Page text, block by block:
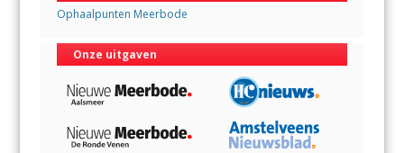
Ophaalpunten Meerbode
Onze uitgaven